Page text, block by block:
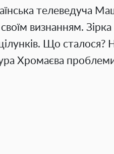
телеведуча
визнанням.
Що
Хромаєва